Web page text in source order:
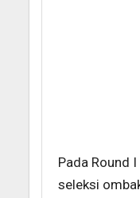
Pada Round
seleksi